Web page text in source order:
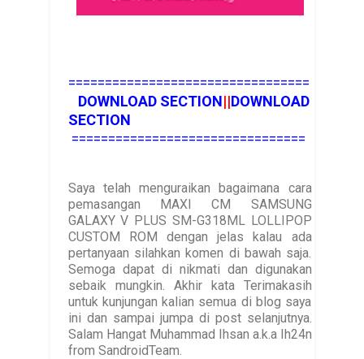
=================================
DOWNLOAD SECTION||DOWNLOAD
SECTION
================================
Saya telah menguraikan bagaimana cara
pemasangan MAXI CM SAMSUNG
GALAXY V PLUS SM-G318ML LOLLIPOP
CUSTOM ROM dengan jelas kalau ada
pertanyaan silahkan komen di bawah saja.
Semoga dapat di nikmati dan digunakan
sebaik mungkin. Akhir kata Terimakasih
untuk kunjungan kalian semua di blog saya
ini dan sampai jumpa di post selanjutnya.
Salam Hangat Muhammad Ihsan a.k.a Ih24n
from SandroidTeam.